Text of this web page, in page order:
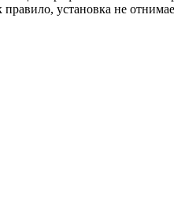
установка не